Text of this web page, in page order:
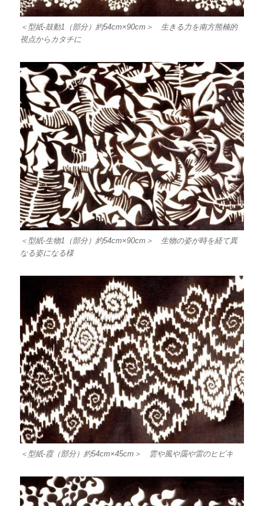
＜型紙-鼓動1（部分）約54cm×90cm＞ 生きる力を南方熊楠的
視点からカタチに
＜型紙-生物1（部分）約54cm×90cm＞ 生物の姿が時を経て異
なる姿になる様
＜型紙-霞（部分）約54cm×45cm＞ 雲や風や靄や雷のヒビキ